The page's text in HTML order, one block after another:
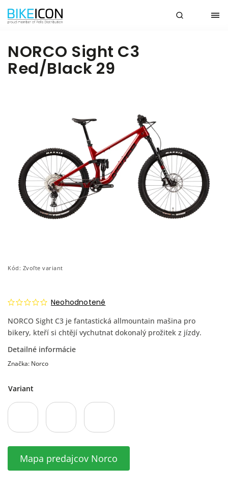
NORCO Sight C3
Red/Black 29
Kód: Zvoľte variant
Neohodnotené
NORCO Sight C3 je fantastická allmountain mašina pro
bikery, kteří si chtějí vychutnat dokonalý prožitek z jízdy.
Detailné informácie
Značka: Norco
Variant
Mapa predajcov Norco